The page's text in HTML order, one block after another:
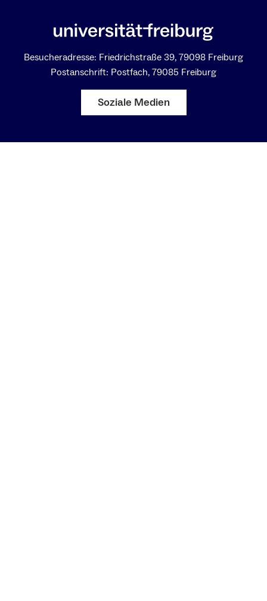
Besucheradresse: Friedrichstraße 39, 79098 Freiburg
Postanschrift: Postfach, 79085 Freiburg
Soziale Medien